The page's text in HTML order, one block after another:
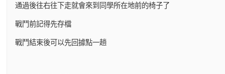
通過後往右往下走就會來到同學所在地前的椅子了
戰鬥前記得先存檔
戰鬥結束後可以先回據點一趟